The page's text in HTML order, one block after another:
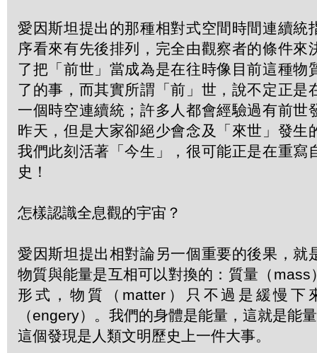
愛因斯坦提出的那種相對式空間時間連續統
序看來有先後排列，完全由觀察者的條件來
了把「前世」當成為是在往時像目前這種物
了的事，而其實所謂「前」世，說不定正是
一個時空連續統；許多人都會經驗過有前世
昨天，但是大家卻絕少會念及「來世」發生
我們此刻活著「今生」，很可能正是在重寫
史！
怎樣認識全息觀的宇宙？
愛因斯坦提出相對論另一個重要的後果，就
物質與能量是互相可以對換的：質量（mass
形式，物質（matter）只不過是緩慢下
（engery）。我們的身體是能量，這就是能
這個發現是人類文明歷史上一件大事。